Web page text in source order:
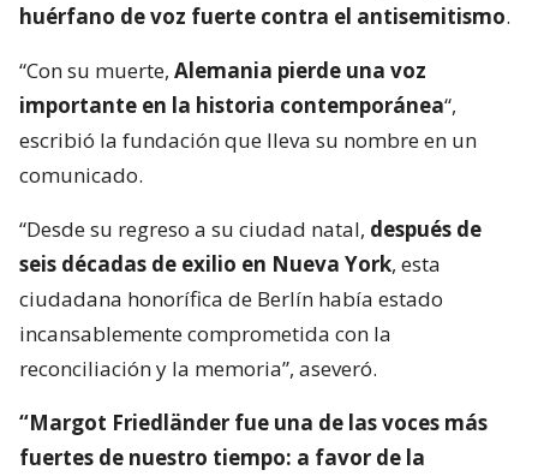
huérfano de voz fuerte contra el antisemitismo.
“Con su muerte, Alemania pierde una voz
importante en la historia contemporánea“,
escribió la fundación que lleva su nombre en un
comunicado.
“Desde su regreso a su ciudad natal, después de
seis décadas de exilio en Nueva York, esta
ciudadana honorífica de Berlín había estado
incansablemente comprometida con la
reconciliación y la memoria”, aseveró.
“Margot Friedländer fue una de las voces más
fuertes de nuestro tiempo: a favor de la